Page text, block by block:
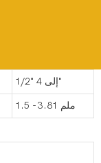
1/2" إلى 4"
1.5 - 3.81 ملم